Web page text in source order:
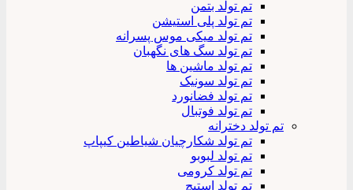
تم تولد بتمن
تم تولد پلی استیشن
تم تولد میکی موس پسرانه
تم تولد سگ های نگهبان
تم تولد ماشین ها
تم تولد سونیک
تم تولد فضانورد
تم تولد فوتبال
تم تولد دخترانه
تم تولد شکارچیان شیاطین کیپاپ
تم تولد لبوبو
تم تولد کرومی
تم تولد استیچ